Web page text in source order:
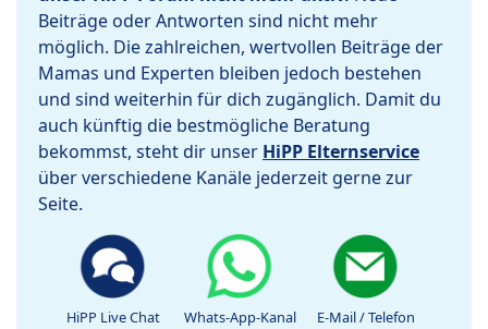
Beiträge oder Antworten sind nicht mehr
möglich. Die zahlreichen, wertvollen Beiträge der
Mamas und Experten bleiben jedoch bestehen
und sind weiterhin für dich zugänglich. Damit du
auch künftig die bestmögliche Beratung
bekommst, steht dir unser HiPP Elternservice
über verschiedene Kanäle jederzeit gerne zur
Seite.
HiPP Live Chat Whats-App-Kanal E-Mail / Telefon